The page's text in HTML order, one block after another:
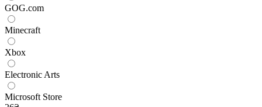
GOG.com
Minecraft
Xbox
Electronic Arts
Microsoft Store